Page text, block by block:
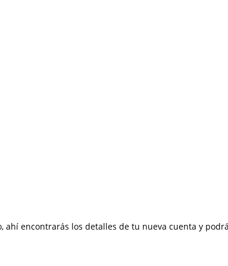
encontrarás los detalles de tu nueva cuenta y